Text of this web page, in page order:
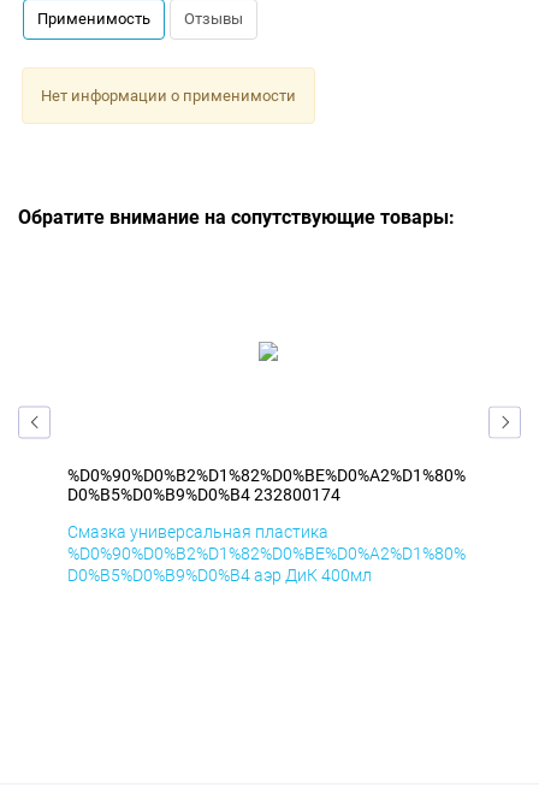
Применимость Отзывы
Нет информации о применимости
Обратите внимание на сопутствующие товары:
%D0%90%D0%B2%D1%82%D0%BE%D0%A2%D1%80%
D0%B5%D0%B9%D0%B4 232800174
Смазка универсальная пластика
%D0%90%D0%B2%D1%82%D0%BE%D0%A2%D1%80%
D0%B5%D0%B9%D0%B4 аэр ДиК 400мл